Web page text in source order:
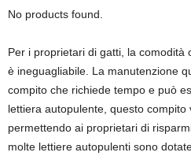
No products found.
Per i proprietari di gatti, la comodità
è ineguagliabile. La manutenzione
compito che richiede tempo e può
lettiera autopulente, questo compito
permettendo ai proprietari di
molte lettiere autopulenti sono